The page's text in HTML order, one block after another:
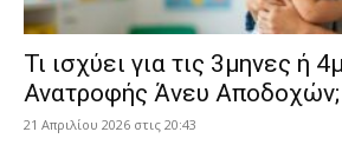
​Τι ισχύει για τις 3μηνες ή
Ανατροφής Άνευ Αποδοχών;
21 Απριλίου 2026 στις 20:43